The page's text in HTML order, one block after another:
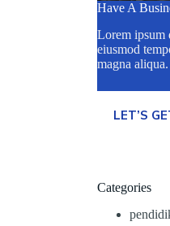
Have A
Lorem ipsum
eiusmod
magna aliqua.
LET’S
Categories